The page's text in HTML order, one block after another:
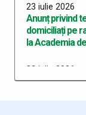
23 iulie 2026
Anunț privind
domiciliați pe
la Academia
22 iulie 2026
Anunț privind